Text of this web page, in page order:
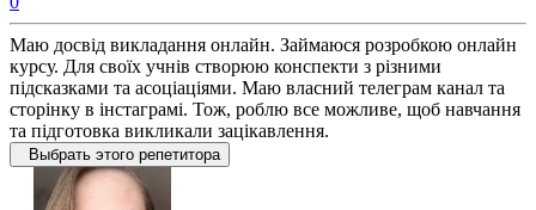
Маю досвід викладання онлайн. Займаюся розробкою онлайн
курсу. Для своїх учнів створюю конспекти з різними
підсказками та асоціаціями. Маю власний телеграм канал та
сторінку в інстаграмі. Тож, роблю все можливе, щоб навчання
та підготовка викликали зацікавлення.
Выбрать этого репетитора